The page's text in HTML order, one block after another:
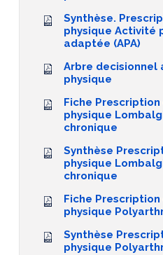
Synthèse.
physique Activité
adaptée (APA)
Arbre decisionnel
physique
Fiche
physique
chronique
Synthèse
physique
chronique
Fiche
physique
Synthèse
physique